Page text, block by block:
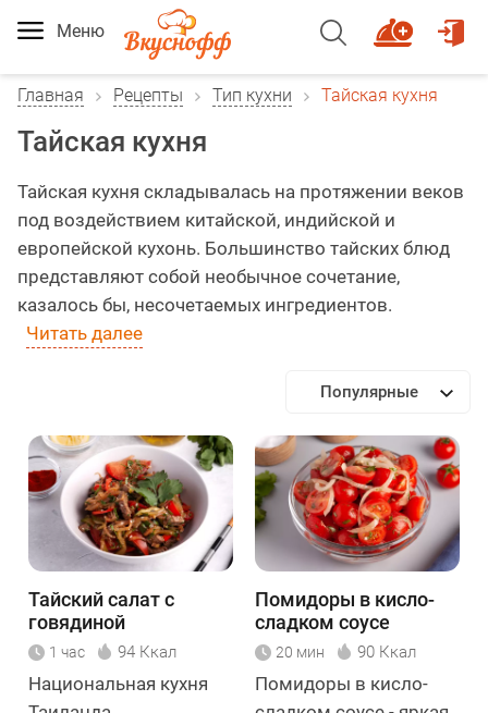
Меню
Главная Рецепты Тип кухни Тайская кухня
Тайская кухня
Тайская кухня складывалась на протяжении веков
под воздействием китайской, индийской и
европейской кухонь. Большинство тайских блюд
представляют собой необычное сочетание,
казалось бы, несочетаемых ингредиентов.
Читать далее
Популярные
Тайский салат с
говядиной
1 час 94 Ккал
Национальная кухня
Помидоры в кисло-
сладком соусе
20 мин 90 Ккал
Помидоры в кисло-